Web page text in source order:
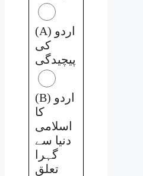
(A) اردو
کی
پیچیدگی
(B) اردو
کا
اسلامی
دنیا سے
گہرا
تعلق